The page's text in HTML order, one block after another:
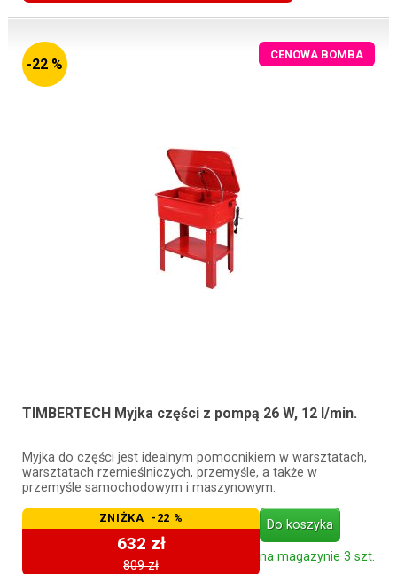
-22 %
CENOWA BOMBA
TIMBERTECH Myjka części z pompą 26 W, 12 l/min.
Myjka do części jest idealnym pomocnikiem w warsztatach,
warsztatach rzemieślniczych, przemyśle, a także w
przemyśle samochodowym i maszynowym.
ZNIŻKA -22 %
632 zł
809 zł
Do koszyka
na magazynie 3 szt.